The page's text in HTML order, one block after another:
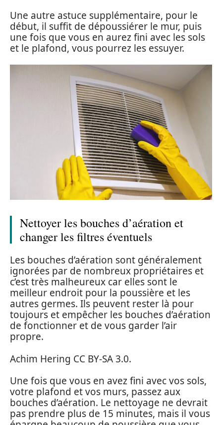
Une autre astuce supplémentaire, pour le
début, il suffit de dépoussiérer le mur, puis
une fois que vous en aurez fini avec les sols
et le plafond, vous pourrez les essuyer.
Nettoyer les bouches d’aération et
changer les filtres éventuels
Les bouches d’aération sont généralement
ignorées par de nombreux propriétaires et
c’est très malheureux car elles sont le
meilleur endroit pour la poussière et les
autres germes. Ils peuvent rester là pour
toujours et empêcher les bouches d’aération
de fonctionner et de vous garder l’air
propre.
Achim Hering CC BY-SA 3.0.
Une fois que vous en avez fini avec vos sols,
votre plafond et vos murs, passez aux
bouches d’aération. Le nettoyage ne devrait
pas prendre plus de 15 minutes, mais il vous